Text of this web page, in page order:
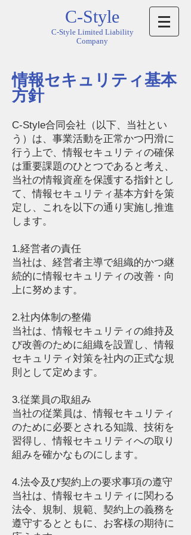
C-Style
C-Style Limited Liability
Company
情報セキュリティ​基本
方針
C-Style合同会社（以下、当社とい
う）は、事業活動を正常かつ円滑に
行う上で、情報セキュリティの確保
は重要課題のひとつであると考え、
当社の情報資産を保護する指針とし
て、情報セキュリティ基本方針を策
定し、これを以下の通り実施し推進
します。
1.経営者の責任
当社は、経営者主導で組織的かつ継
続的に情報セキュリティの改善・向
上に努めます。
2.社内体制の整備
当社は、情報セキュリティの維持及
び改善のために組織を設置し、情報
セキュリティ対策を社内の正式な規
則として定めます。
3.従業員の取組み
当社の従業員は、情報セキュリティ
のために必要とされる知識、技術を
習得し、情報セキュリティへの取り
組みを確かなものにします。
4.法令及び契約上の要求事項の遵守
当社は、情報セキュリティに関わる
法令、規制、規範、契約上の義務を
遵守するとともに、お客様の期待に